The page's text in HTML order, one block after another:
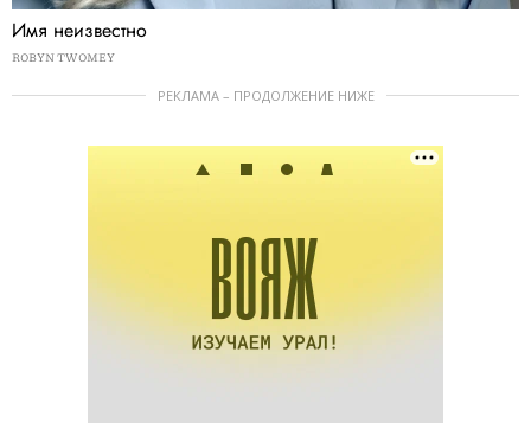
Имя неизвестно
ROBYN TWOMEY
РЕКЛАМА – ПРОДОЛЖЕНИЕ НИЖЕ